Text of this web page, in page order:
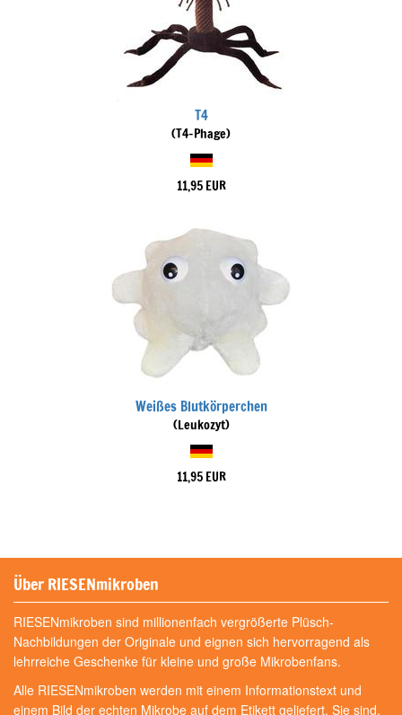
T4
(T4-Phage)
11,95 EUR
Weißes Blutkörperchen
(Leukozyt)
11,95 EUR
Über RIESENmikroben
RIESENmikroben sind millionenfach vergrößerte Plüsch-
Nachbildungen der Originale und eignen sich hervorragend als
lehrreiche Geschenke für kleine und große Mikrobenfans.
Alle RIESENmikroben werden mit einem Informationstext und
einem Bild der echten Mikrobe auf dem Etikett geliefert. Sie sind,